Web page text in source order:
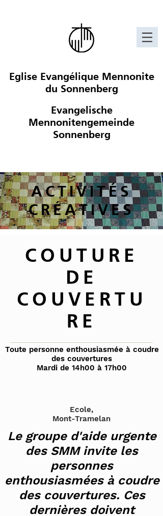
Eglise Evangélique Mennonite
du Sonnenberg
Evangelische
Mennonitengemeinde
Sonnenberg
ACTIVITÉS
CRÉATIVES
COUTURE
DE
COUVERTU
RE
Toute personne enthousiasmée à coudre
des couvertures
Mardi de 14h00 à 17h00
Ecole,
Mont-Tramelan
Le groupe d'aide urgente
des SMM invite les
personnes
enthousiasmées à coudre
des couvertures. Ces
dernières doivent